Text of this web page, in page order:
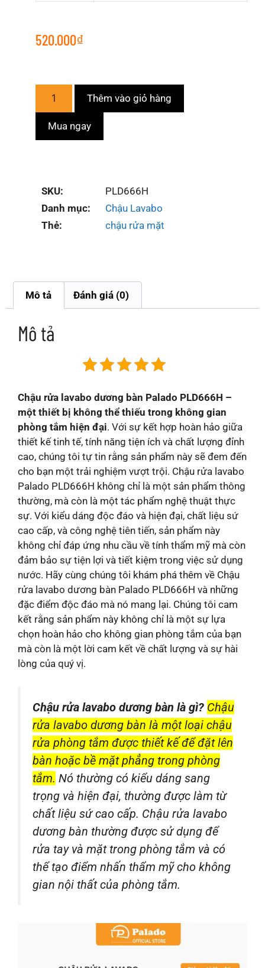
520.000₫
Thêm vào giỏ hàng
Mua ngay
SKU:
PLD666H
Danh mục:
Chậu Lavabo
Thẻ:
chậu rửa mặt
Mô tả Đánh giá (0)
Mô tả
Chậu rửa lavabo dương bàn Palado PLD666H –
một thiết bị không thể thiếu trong không gian
phòng tắm hiện đại. Với sự kết hợp hoàn hảo giữa
thiết kế tinh tế, tính năng tiện ích và chất lượng đỉnh
cao, chúng tôi tự tin rằng sản phẩm này sẽ đem đến
cho bạn một trải nghiệm vượt trội. Chậu rửa lavabo
Palado PLD666H không chỉ là một sản phẩm thông
thường, mà còn là một tác phẩm nghệ thuật thực
sự. Với kiểu dáng độc đáo và hiện đại, chất liệu sứ
cao cấp, và công nghệ tiên tiến, sản phẩm này
không chỉ đáp ứng nhu cầu về tính thẩm mỹ mà còn
đảm bảo sự tiện lợi và tiết kiệm trong việc sử dụng
nước. Hãy cùng chúng tôi khám phá thêm về Chậu
rửa lavabo dương bàn Palado PLD666H và những
đặc điểm độc đáo mà nó mang lại. Chúng tôi cam
kết rằng sản phẩm này không chỉ là một sự lựa
chọn hoàn hảo cho không gian phòng tắm của bạn
mà còn là một lời cam kết về chất lượng và sự hài
lòng của quý vị.
Chậu rửa lavabo dương bàn là gì? Chậu
rửa lavabo dương bàn là một loại chậu
rửa phòng tắm được thiết kế để đặt lên
bàn hoặc bề mặt phẳng trong phòng
tắm. Nó thường có kiểu dáng sang
trọng và hiện đại, thường được làm từ
chất liệu sứ cao cấp. Chậu rửa lavabo
dương bàn thường được sử dụng để
rửa tay và mặt trong phòng tắm và có
thể tạo điểm nhấn thẩm mỹ cho không
gian nội thất của phòng tắm.